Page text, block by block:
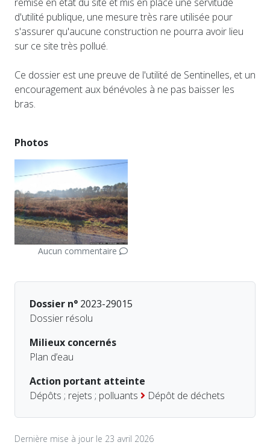
d'utilité publique, une mesure très rare utilisée pour
s'assurer qu'aucune construction ne pourra avoir lieu
sur ce site très pollué.
Ce dossier est une preuve de l'utilité de Sentinelles, et un
encouragement aux bénévoles à ne pas baisser les
bras.
Photos
Aucun commentaire
Dossier n° 2023-29015
Dossier résolu
Milieux concernés
Plan d’eau
Action portant atteinte
Dépôts ; rejets ; polluants
Dépôt de déchets
Dernière mise à jour le 23 avril 2026